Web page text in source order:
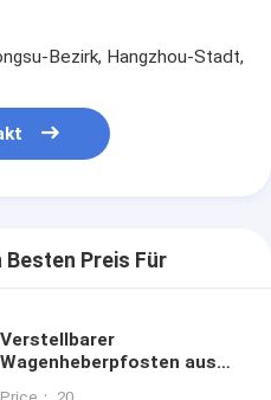
Bezirk, Hangzhou-Stadt,
Besten Preis Für
Verstellbarer
Wagenheberpfosten aus